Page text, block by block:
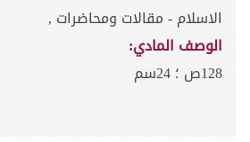
الاسلام - مقالات ومحاضرات ,
الوصف المادي:
128ص ؛ 24سم